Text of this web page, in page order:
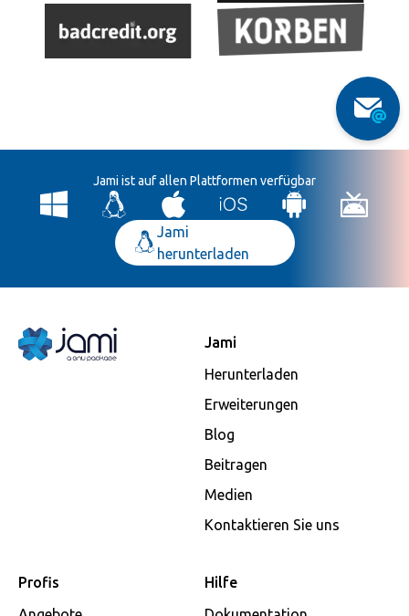
Jami ist auf allen Plattformen verfügbar
Jami
herunterladen
Jami
Herunterladen
Erweiterungen
Blog
Beitragen
Medien
Kontaktieren Sie uns
Profis
Hilfe